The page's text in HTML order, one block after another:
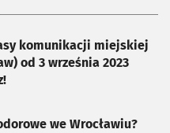
komunikacji miejskiej
od 3 września 2023
we Wrocławiu?